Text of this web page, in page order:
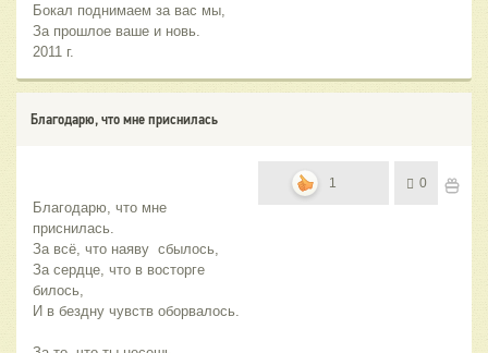
Бокал поднимаем за вас мы,
За прошлое ваше и новь.
2011 г.
Благодарю, что мне приснилась
Благодарю, что мне
приснилась.
За всё, что наяву  сбылось,
За сердце, что в восторге
билось,
И в бездну чувств оборвалось.
1 0